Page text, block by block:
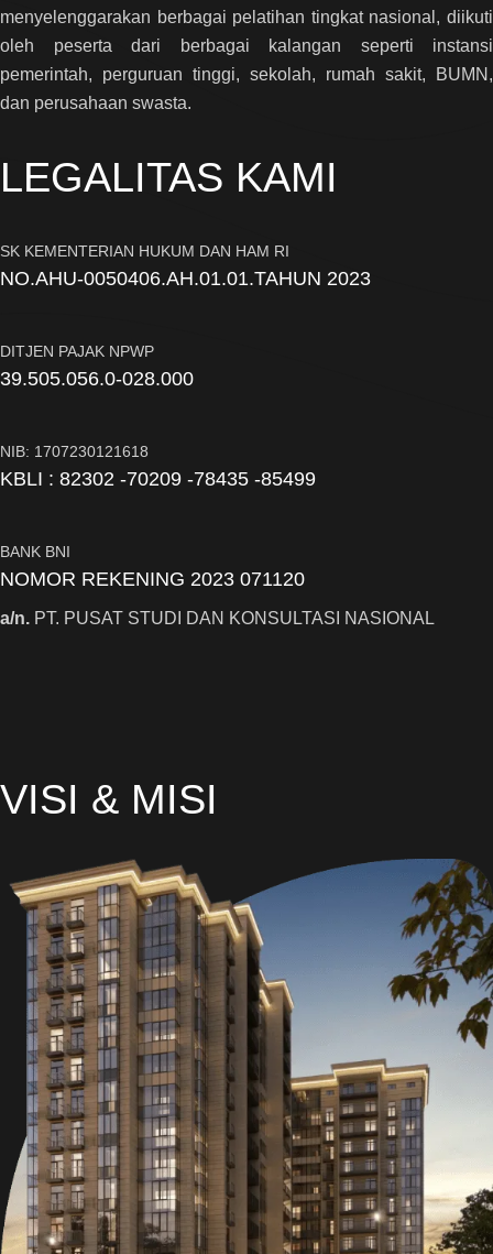
menyelenggarakan berbagai pelatihan tingkat nasional, diikuti
oleh peserta dari berbagai kalangan seperti instansi
pemerintah, perguruan tinggi, sekolah, rumah sakit, BUMN,
dan perusahaan swasta.
LEGALITAS KAMI
SK KEMENTERIAN HUKUM DAN HAM RI
NO.AHU-0050406.AH.01.01.TAHUN 2023
DITJEN PAJAK NPWP
39.505.056.0-028.000
NIB: 1707230121618
KBLI : 82302 -70209 -78435 -85499
BANK BNI
NOMOR REKENING 2023 071120
a/n. PT. PUSAT STUDI DAN KONSULTASI NASIONAL
VISI & MISI